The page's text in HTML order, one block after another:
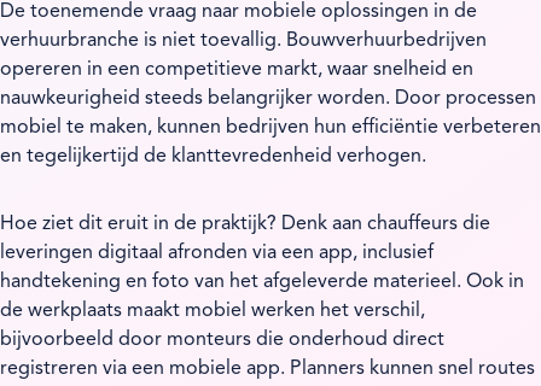
De toenemende vraag naar mobiele oplossingen in de
verhuurbranche is niet toevallig. Bouwverhuurbedrijven
opereren in een competitieve markt, waar snelheid en
nauwkeurigheid steeds belangrijker worden. Door processen
mobiel te maken, kunnen bedrijven hun efficiëntie verbeteren
en tegelijkertijd de klanttevredenheid verhogen.
Hoe ziet dit eruit in de praktijk? Denk aan chauffeurs die
leveringen digitaal afronden via een app, inclusief
handtekening en foto van het afgeleverde materieel. Ook in
de werkplaats maakt mobiel werken het verschil,
bijvoorbeeld door monteurs die onderhoud direct
registreren via een mobiele app. Planners kunnen snel routes